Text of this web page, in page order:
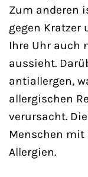
Zum anderen
gegen Kratzer
Ihre Uhr auch
aussieht.
antiallergen,
allergischen
verursacht.
Menschen
Allergien.